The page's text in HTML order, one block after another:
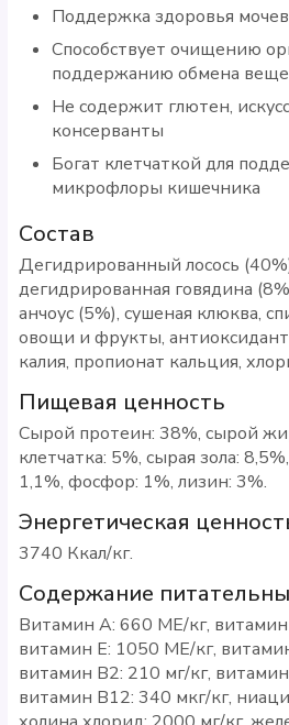
Поддержка здоровья
Способствует очищению
поддержанию обмена
Не содержит глютен,
консерванты
Богат клетчаткой для
микрофлоры кишечника
Состав
Дегидрированный лосось
дегидрированная говядина
анчоус (5%), сушеная клюква,
овощи и фрукты,
калия, пропионат кальция,
Пищевая ценность
Сырой протеин: 38%, сырой
клетчатка: 5%, сырая зола:
1,1%, фосфор: 1%, лизин: 3%.
Энергетическая
3740 Ккал/кг.
Содержание
Витамин A: 660 МЕ/кг,
витамин E: 1050 МЕ/кг,
витамин B2: 210 мг/кг,
витамин B12: 340 мкг/кг,